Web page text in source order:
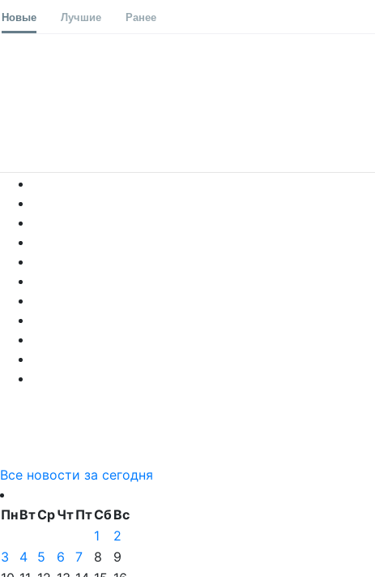
Новые Лучшие Ранее
Все новости за сегодня
ПнВтСрЧтПтСбВс
1
2
3
4 5 6 7 8
9